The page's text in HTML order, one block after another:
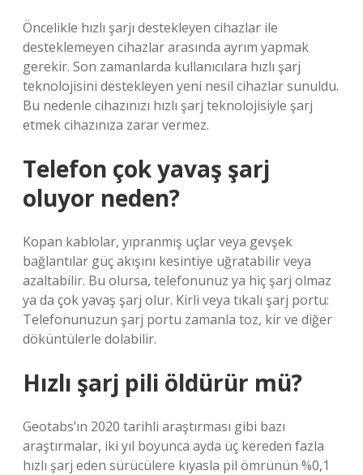
Öncelikle hızlı şarjı destekleyen cihazlar ile
desteklemeyen cihazlar arasında ayrım yapmak
gerekir. Son zamanlarda kullanıcılara hızlı şarj
teknolojisini destekleyen yeni nesil cihazlar sunuldu.
Bu nedenle cihazınızı hızlı şarj teknolojisiyle şarj
etmek cihazınıza zarar vermez.
Telefon çok yavaş şarj
oluyor neden?
Kopan kablolar, yıpranmış uçlar veya gevşek
bağlantılar güç akışını kesintiye uğratabilir veya
azaltabilir. Bu olursa, telefonunuz ya hiç şarj olmaz
ya da çok yavaş şarj olur. Kirli veya tıkalı şarj portu:
Telefonunuzun şarj portu zamanla toz, kir ve diğer
döküntülerle dolabilir.
Hızlı şarj pili öldürür mü?
Geotabs’ın 2020 tarihli araştırması gibi bazı
araştırmalar, iki yıl boyunca ayda üç kereden fazla
hızlı şarj eden sürücülere kıyasla pil ömrünün %0,1